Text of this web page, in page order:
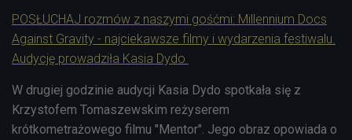
POSŁUCHAJ rozmów z naszymi gośćmi: Millennium Docs
Against Gravity - najciekawsze filmy i wydarzenia festiwalu.
Audycję prowadziła Kasia Dydo
W drugiej godzinie audycji Kasia Dydo spotkała się z
Krzystofem Tomaszewskim reżyserem
krótkometrażowego filmu "Mentor". Jego obraz opowiada o